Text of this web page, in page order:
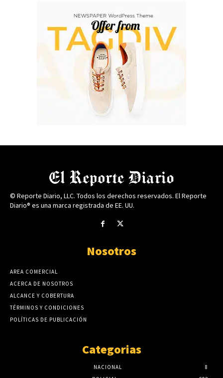
© Reporte Diario, LLC. Todos los derechos reservados. El Reporte
Diario® es una marca registrada de EE. UU.
Nosotros
AREA COMERCIAL
ACERCA DE NOSOTROS
ALCANCE Y COBERTURA
TÉRMINOS Y CONDICIONES
POLÍTICAS DE PUBLICACIÓN
Categorias
NACIONAL
8